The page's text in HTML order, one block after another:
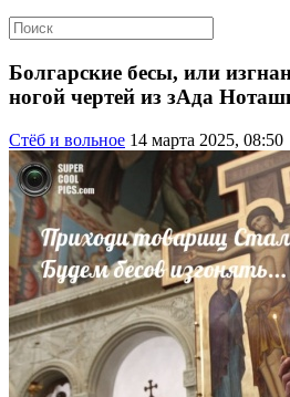
Болгарские бесы, или
ногой чертей из зАда
Стёб и вольное 14 марта 2025, 08:50